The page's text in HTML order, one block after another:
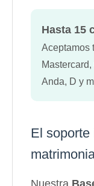
Hasta 15
Aceptamos
Anda, D y
El soporte